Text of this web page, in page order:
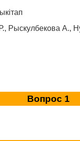
Рыскулбекова А.,
Вопрос 1